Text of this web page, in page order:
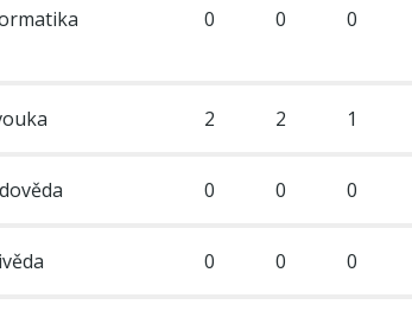
0 0 0
2 2 1
0 0 0
0 0 0